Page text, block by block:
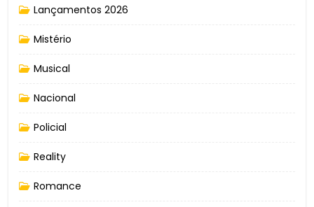
Lançamentos 2026
Mistério
Musical
Nacional
Policial
Reality
Romance